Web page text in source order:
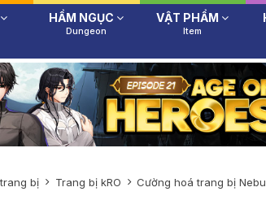
HẦM NGỤC
Dungeon
VẬT PHẨM
Item
bị Trang bị kRO Cường hoá trang bị